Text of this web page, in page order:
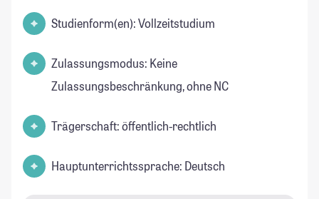
Studienform(en): Vollzeitstudium
Zulassungsmodus: Keine
Zulassungsbeschränkung, ohne NC
Trägerschaft: öffentlich-rechtlich
Hauptunterrichtssprache: Deutsch